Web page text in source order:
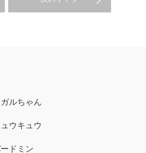
ルちゃん
ウキュウ
ドミン